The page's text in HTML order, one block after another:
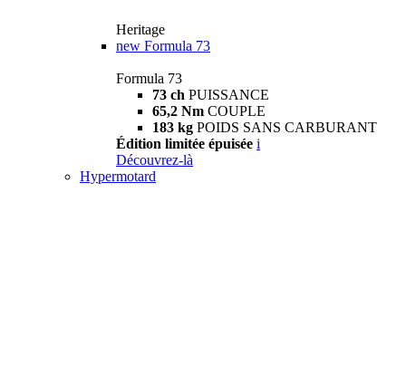
Heritage
new Formula 73
Formula 73
73 ch PUISSANCE
65,2 Nm COUPLE
183 kg POIDS SANS CARBURANT
Édition limitée épuisée i
Découvrez-là
Hypermotard